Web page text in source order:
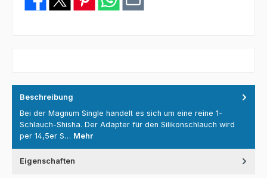
Beschreibung
Bei der Magnum Single handelt es sich um eine reine 1-
Schlauch-Shisha. Der Adapter für den Silikonschlauch wird
per 14,5er S… Mehr
Eigenschaften